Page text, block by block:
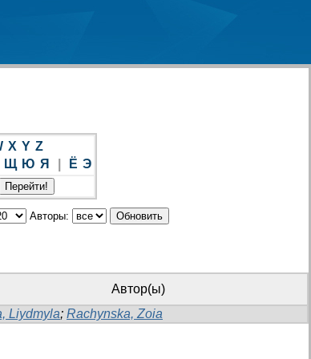
X Y Z
Щ Ю Я Ё Э
Авторы:
Автор(ы)
Liydmyla; Rachynska, Zoia